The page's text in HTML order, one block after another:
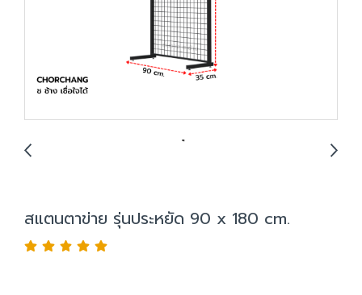
สแตนตาข่าย รุ่นประหยัด 90 x 180 cm.